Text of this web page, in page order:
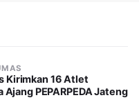
Kirimkan 16 Atlet
Ajang PEPARPEDA Jateng